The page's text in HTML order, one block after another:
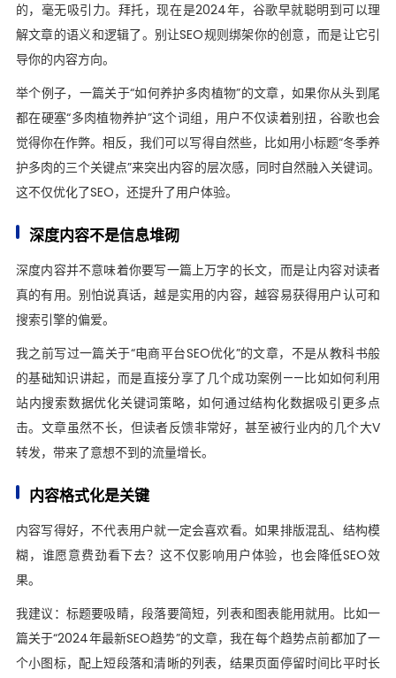
的，毫无吸引力。拜托，现在是2024年，谷歌早就聪明到可以理
解文章的语义和逻辑了。别让SEO规则绑架你的创意，而是让它引
导你的内容方向。
举个例子，一篇关于“如何养护多肉植物”的文章，如果你从头到尾
都在硬塞“多肉植物养护”这个词组，用户不仅读着别扭，谷歌也会
觉得你在作弊。相反，我们可以写得自然些，比如用小标题“冬季养
护多肉的三个关键点”来突出内容的层次感，同时自然融入关键词。
这不仅优化了SEO，还提升了用户体验。
深度内容不是信息堆砌
深度内容并不意味着你要写一篇上万字的长文，而是让内容对读者
真的有用。别怕说真话，越是实用的内容，越容易获得用户认可和
搜索引擎的偏爱。
我之前写过一篇关于“电商平台SEO优化”的文章，不是从教科书般
的基础知识讲起，而是直接分享了几个成功案例——比如如何利用
站内搜索数据优化关键词策略，如何通过结构化数据吸引更多点
击。文章虽然不长，但读者反馈非常好，甚至被行业内的几个大V
转发，带来了意想不到的流量增长。
内容格式化是关键
内容写得好，不代表用户就一定会喜欢看。如果排版混乱、结构模
糊，谁愿意费劲看下去？这不仅影响用户体验，也会降低SEO效
果。
我建议：标题要吸睛，段落要简短，列表和图表能用就用。比如一
篇关于“2024年最新SEO趋势”的文章，我在每个趋势点前都加了一
个小图标，配上短段落和清晰的列表，结果页面停留时间比平时长